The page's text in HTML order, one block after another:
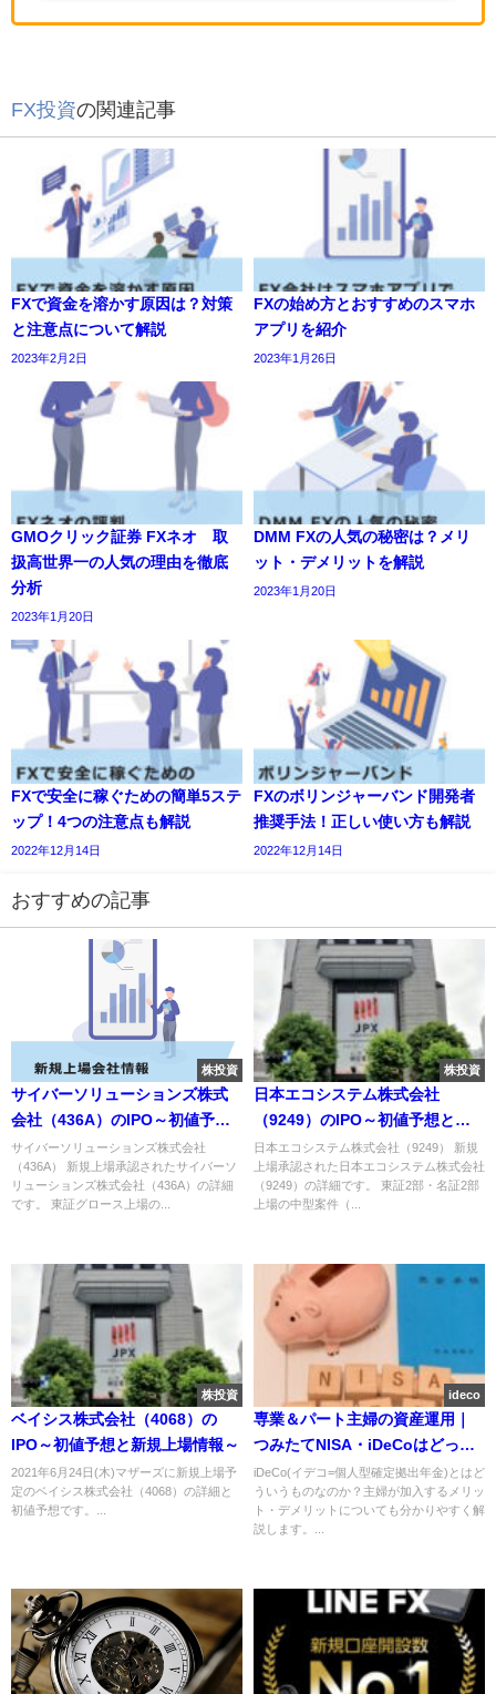
FX投資の関連記事
FXで資金を溶かす原因は？対策
と注意点について解説
2023年2月2日
FXの始め方とおすすめのスマホ
アプリを紹介
2023年1月26日
GMOクリック証券 FXネオ 取
扱高世界一の人気の理由を徹底
分析
2023年1月20日
DMM FXの人気の秘密は？メリ
ット・デメリットを解説
2023年1月20日
FXで安全に稼ぐための簡単5ステ
ップ！4つの注意点も解説
2022年12月14日
FXのボリンジャーバンド開発者
推奨手法！正しい使い方も解説
2022年12月14日
おすすめの記事
株投資
サイバーソリューションズ株式
会社（436A）のIPO～初値予想
と新規上場情報～
サイバーソリューションズ株式会社
（436A） 新規上場承認されたサイバーソ
リューションズ株式会社（436A）の詳細
です。 東証グロース上場の...
株投資
日本エコシステム株式会社
（9249）のIPO～初値予想と新
規上場情報～
日本エコシステム株式会社（9249） 新規
上場承認された日本エコシステム株式会社
（9249）の詳細です。 東証2部・名証2部
上場の中型案件（...
株投資
ベイシス株式会社（4068）の
IPO～初値予想と新規上場情報～
2021年6月24日(木)マザーズに新規上場予
定のベイシス株式会社（4068）の詳細と
初値予想です。...
ideco
専業＆パート主婦の資産運用｜
つみたてNISA・iDeCoはどっち
がいい？各メリット・デメリッ
トを解説
iDeCo(イデコ=個人型確定拠出年金)とはど
ういうものなのか？主婦が加入するメリッ
ト・デメリットについても分かりやすく解
説します。...